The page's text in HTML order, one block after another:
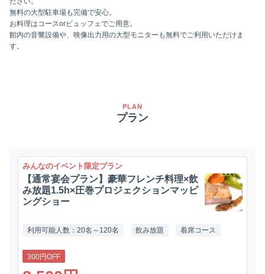
無料の大型駐車場も完備で安心。
お料理はコースorビュッフェでご用意。
館内の音響設備や、映像出力用の大型モニターも無料でご利用いただけま
す。
PLAN
プラン
みんなのイベント限定プラン
【通常宴会プラン】豪華フレンチ料理×飲
み放題1.5h×圧巻プロジェクションマッピ
ングショー
利用可能人数：20名～120名 飲み放題 着席コース
300円OFF